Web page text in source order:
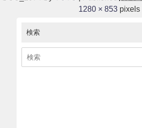
1280 × 853 pixels
検索